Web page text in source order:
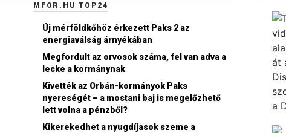
MFOR.HU TOP24
Új mérföldkőhöz érkezett Paks 2 az
energiaválság árnyékában
Megfordult az orvosok száma, fel van adva a
lecke a kormánynak
Kivették az Orbán-kormányok Paks
nyereségét – a mostani baj is megelőzhető
lett volna a pénzből?
Kikerekedhet a nyugdíjasok szeme a